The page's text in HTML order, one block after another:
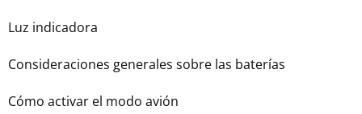
Luz indicadora
Consideraciones generales sobre las baterías
Cómo activar el modo avión